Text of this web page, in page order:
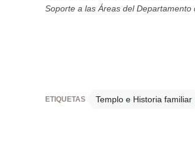
Soporte a las Áreas del Departamento
ETIQUETAS Templo e Historia familiar